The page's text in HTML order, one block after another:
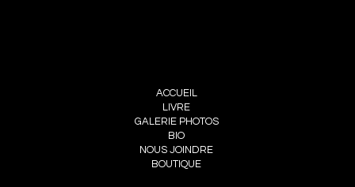
ACCUEIL
LIVRE
GALERIE PHOTOS
BIO
NOUS JOINDRE
BOUTIQUE